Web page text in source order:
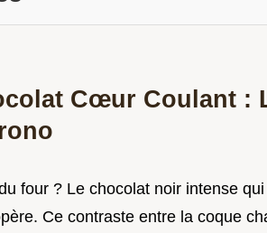
Cœur Coulant :
four ? Le chocolat noir intense
Ce contraste entre la coque